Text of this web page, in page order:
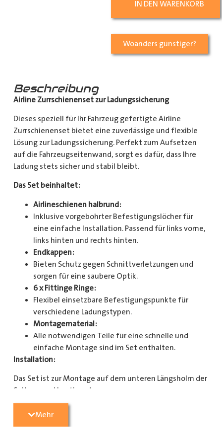
IN DEN WARENKORB
Woanders günstiger?
Beschreibung
Airline Zurrschienenset zur Ladungssicherung
Dieses speziell für Ihr Fahrzeug gefertigte Airline
Zurrschienenset bietet eine zuverlässige und flexible
Lösung zur Ladungssicherung. Perfekt zum Aufsetzen
auf die Fahrzeugseitenwand, sorgt es dafür, dass Ihre
Ladung stets sicher und stabil bleibt.
Das Set beinhaltet:
Airlineschienen halbrund:
Inklusive vorgebohrter Befestigungslöcher für
eine einfache Installation. Passend für links vorne,
links hinten und rechts hinten.
Endkappen:
Bieten Schutz gegen Schnittverletzungen und
sorgen für eine saubere Optik.
6 x Fittinge Ringe:
Flexibel einsetzbare Befestigungspunkte für
verschiedene Ladungstypen.
Montagematerial:
Alle notwendigen Teile für eine schnelle und
einfache Montage sind im Set enthalten.
Installation:
Das Set ist zur Montage auf dem unteren Längsholm der
Seitenwand bestimmt.
Mit diesem Zurrschienenset verbessern Sie die
Mehr